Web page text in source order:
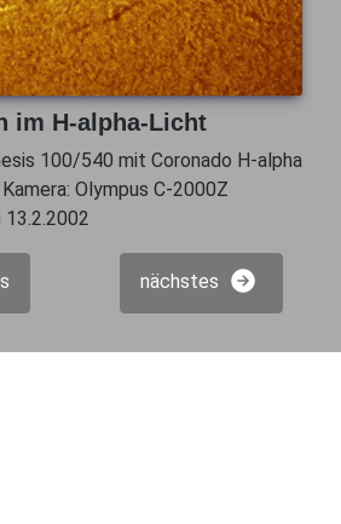
im H-alpha-Licht
100/540 mit Coronado H-alpha
Olympus C-2000Z
nächstes